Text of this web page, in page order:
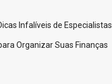
Infalíveis de Especialistas
Organizar Suas Finanças